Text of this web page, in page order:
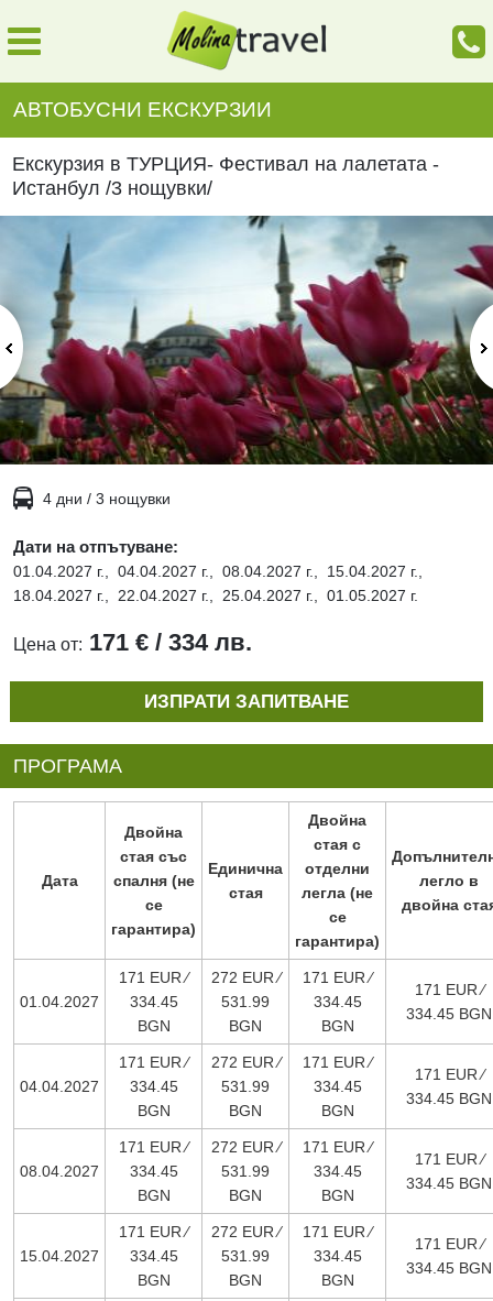
АВТОБУСНИ ЕКСКУРЗИИ
Екскурзия в ТУРЦИЯ- Фестивал на лалетата -
Истанбул /3 нощувки/
4 дни / 3 нощувки
Дати на отпътуване:
01.04.2027 г., 04.04.2027 г., 08.04.2027 г.,
15.04.2027 г.,
18.04.2027 г.,
22.04.2027 г., 25.04.2027 г., 01.05.2027 г.
Цена от: 171 € / 334 лв.
ИЗПРАТИ ЗАПИТВАНЕ
ПРОГРАМА
Дата
Двойна
стая със
спалня (не
се
гарантира)
Единична
стая
Двойна
стая с
отделни
легла (не
се
гарантира)
легло в
двойна
01.04.2027
171 EUR ∕
334.45
BGN
272 EUR ∕
531.99
BGN
171 EUR ∕
334.45
BGN
171 EUR ∕
334.45 BGN
04.04.2027
171 EUR ∕
334.45
BGN
272 EUR ∕
531.99
BGN
171 EUR ∕
334.45
BGN
171 EUR ∕
334.45 BGN
08.04.2027
171 EUR ∕
334.45
BGN
272 EUR ∕
531.99
BGN
171 EUR ∕
334.45
BGN
171 EUR ∕
334.45 BGN
15.04.2027
171 EUR ∕
334.45
BGN
272 EUR ∕
531.99
BGN
171 EUR ∕
334.45
BGN
171 EUR ∕
334.45 BGN